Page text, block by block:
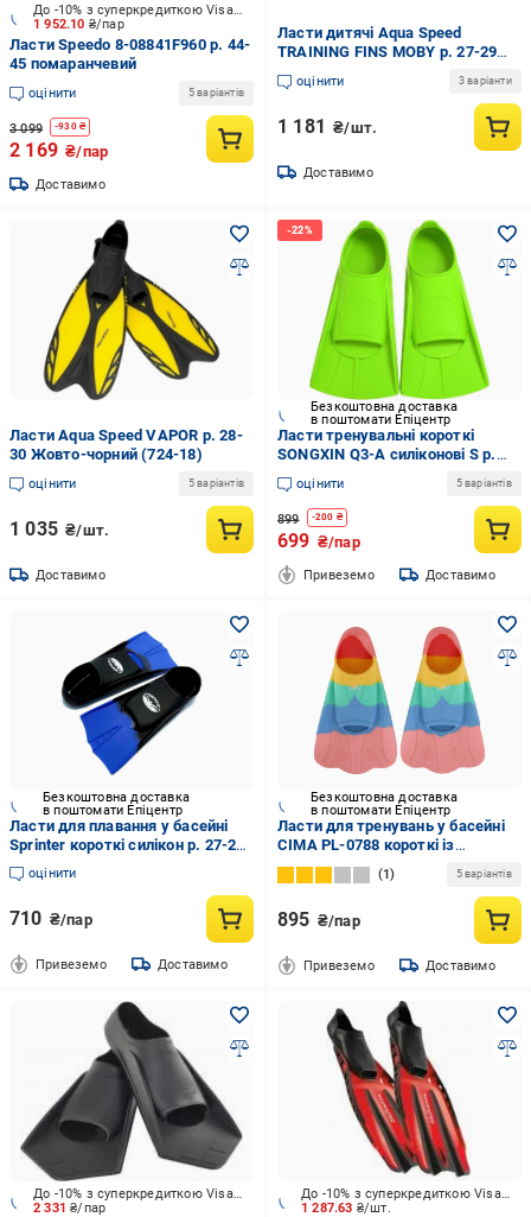
1 952.10 ₴/пар
До -10% з суперкредиткою Visa Вигода
Ласти Speedo 8-08841F960 р. 44-
45 помаранчевий
оцінити 5 варіантів
3 099 -930₴
2 169 ₴/пар
Доставимо
Ласти дитячі Aqua Speed ​​
TRAINING FINS MOBY р. 27-29
Блакитно-жовтогарячий (733-
72)оцінити 3 варіанти
1 181 ₴/шт.
Доставимо
Ласти Aqua Speed VAPOR р. 28-
30 Жовто-чорний (724-18)
оцінити 5 варіантів
1 035 ₴/шт.
Доставимо
Безкоштовна доставка
в поштомати Епіцентр
Ласти тренувальні короткі
SONGXIN Q3-A силіконові S р.
33-35 Салатовий (c5b35ca3)
оцінити 5 варіантів
899 -200 ₴
699 ₴/пар
Привеземо Доставимо
Безкоштовна доставка
в поштомати Епіцентр
Ласти для плавання у басейні
Sprinter короткі силікон р. 27-29
Чорний/Синій (6936116101875)
оцінити
710 ₴/пар
Привеземо Доставимо
Безкоштовна доставка
в поштомати Епіцентр
Ласти для тренувань у басейні
CIMA PL-0788 короткі із
закритою п'ятою р. 30-32
Різнокольоровий
1 5 варіантів
895 ₴/пар
Привеземо Доставимо
2 331₴/пар
До -10% з суперкредиткою Visa Вигода
1 287.63 ₴/шт.
До -10% з суперкредиткою Visa Вигода